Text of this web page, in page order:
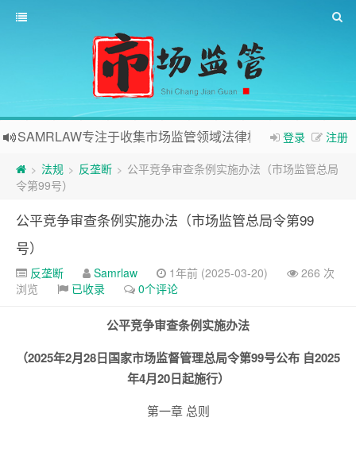
登录 注册
SAMRLAW专注于收集市场监管领域法律相关内容
> 法规 > 反垄断 > 公平竞争审查条例实施办法（市场监管总局
令第99号）
公平竞争审查条例实施办法（市场监管总局令第99
号）
反垄断 Samrlaw 1年前 (2025-03-20)
266 次
浏览
已收录 0个评论
公平竞争审查条例实施办法
（2025年2月28日国家市场监督管理总局令第99号公布 自2025
年4月20日起施行）
第一章 总则